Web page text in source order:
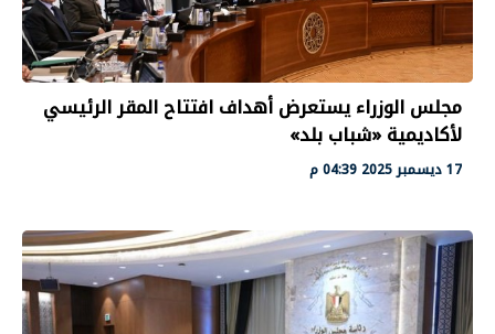
مجلس الوزراء يستعرض أهداف افتتاح المقر الرئيسي
لأكاديمية «شباب بلد»
17 ديسمبر 2025 04:39 م